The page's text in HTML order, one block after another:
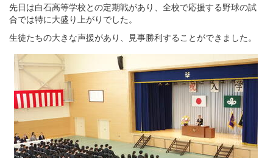
先日は白石高等学校との定期戦があり、全校で応援する野球の試
合では特に大盛り上がりでした。
生徒たちの大きな声援があり、見事勝利することができました。